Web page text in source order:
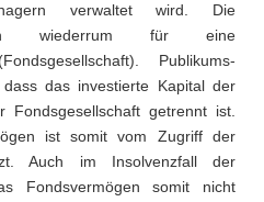
verwaltet wird. Die
wiederrum für eine
Publikums-
das investierte Kapital der
Fondsgesellschaft getrennt ist.
ist somit vom Zugriff der
Auch im Insolvenzfall der
Fondsvermögen somit nicht